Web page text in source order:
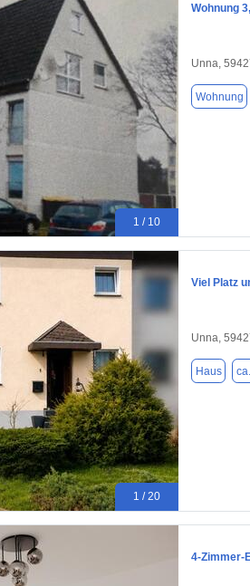
1 / 10
Wohnung
Unna,
Wohnung
1 / 20
Viel Platz
Unna,
Haus
4-Zimmer-